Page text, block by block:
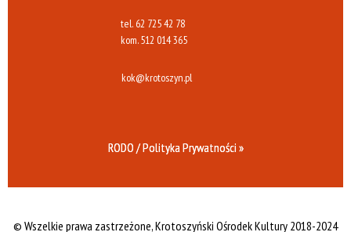
tel. 62 725 42 78
kom.512 014 365
kok@krotoszyn.pl
RODO / Polityka Prywatności »
© Wszelkie prawa zastrzeżone,Krotoszyński Ośrodek Kultury 2018-2024